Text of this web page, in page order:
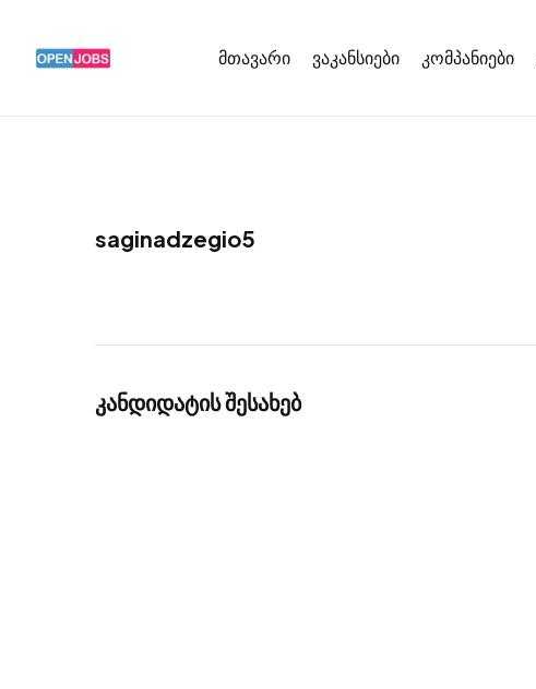
მთავარი ვაკანსიები კომპანიები
saginadzegio5
კანდიდატის შესახებ